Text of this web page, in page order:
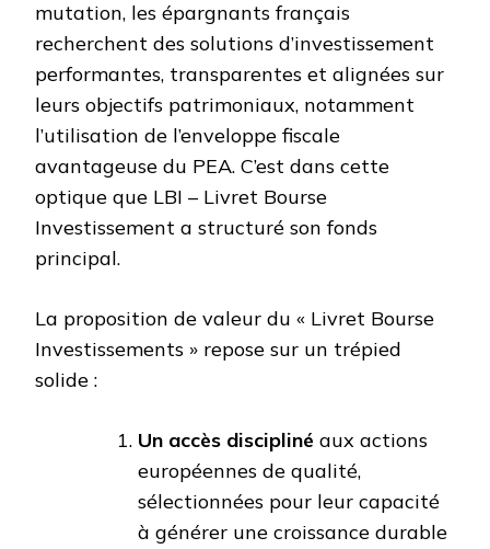
mutation, les épargnants français
recherchent des solutions d’investissement
performantes, transparentes et alignées sur
leurs objectifs patrimoniaux, notamment
l’utilisation de l’enveloppe fiscale
avantageuse du PEA. C’est dans cette
optique que LBI – Livret Bourse
Investissement a structuré son fonds
principal.
La proposition de valeur du « Livret Bourse
Investissements » repose sur un trépied
solide :
Un accès discipliné aux actions
européennes de qualité,
sélectionnées pour leur capacité
à générer une croissance durable